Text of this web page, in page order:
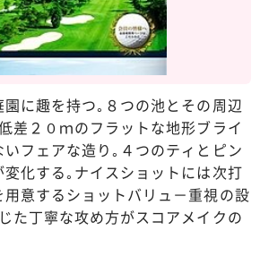
に趣を持つ｡８つの池とその周辺
差２０ｍのフラットな地形ブライ
フェアな造り｡４つのティとピン
化する｡ナイスショットには次打
意するショットバリュ－重視の設
た丁寧な攻め方がスコアメイクの